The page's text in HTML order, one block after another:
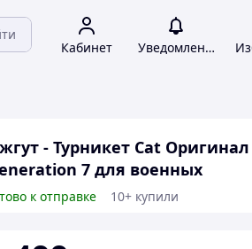
Кабинет Уведомления
- Турникет Cat Оригинал
7 для военных
к отправке 10+ купили